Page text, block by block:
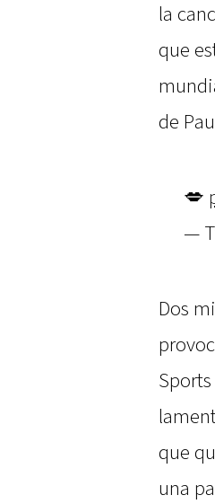
la
que
de
💋
—
Dos
que
una